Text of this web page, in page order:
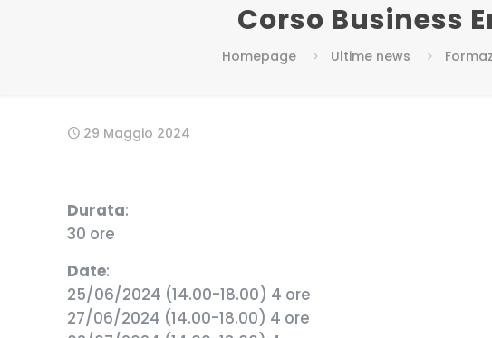
Corso Business
Homepage Ultime news
29 Maggio 2024
Durata:
30 ore
Date:
25/06/2024 (14.00-18.00) 4 ore
27/06/2024 (14.00-18.00) 4 ore